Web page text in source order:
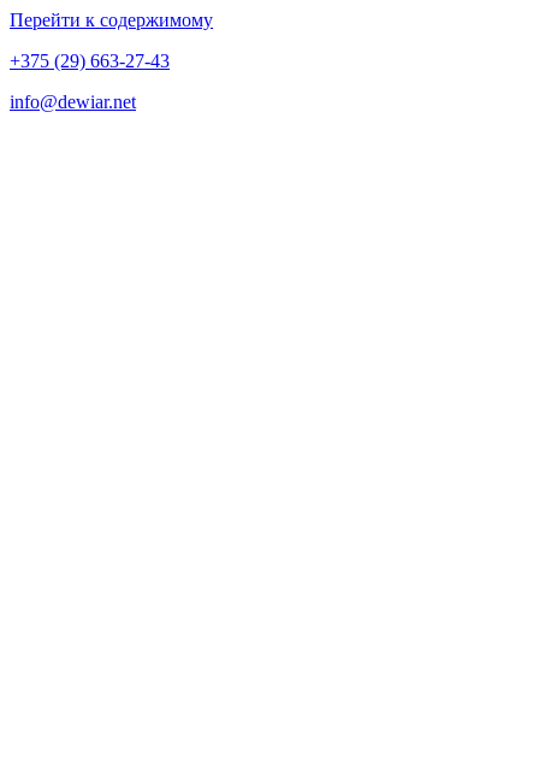
Перейти к содержимому
+375 (29) 663-27-43
info@dewiar.net